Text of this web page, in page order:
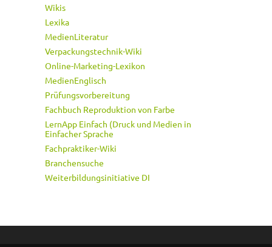
Wikis
Lexika
MedienLiteratur
Verpackungstechnik-Wiki
Online-Marketing-Lexikon
MedienEnglisch
Prüfungsvorbereitung
Fachbuch Reproduktion von Farbe
LernApp Einfach (Druck und Medien in
Einfacher Sprache
Fachpraktiker-Wiki
Branchensuche
Weiterbildungsinitiative DI